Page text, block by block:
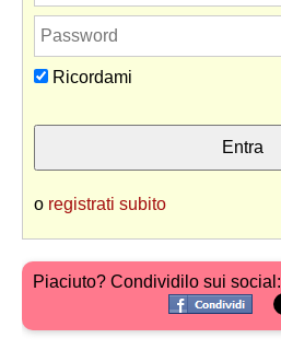
Ricordami
o registrati subito
Piaciuto? Condividilo sui social: